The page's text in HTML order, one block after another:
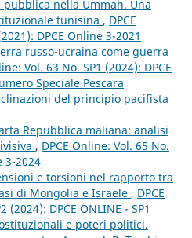
nella Ummah. Una
tunisina , DPCE
DPCE Online 3-2021
russo-ucraina come guerra
Vol. 63 No. SP1 (2024): DPCE
Speciale Pescara
del principio pacifista
Repubblica maliana: analisi
, DPCE Online: Vol. 65 No.
3-2024
e torsioni nel rapporto tra
di Mongolia e Israele , DPCE
(2024): DPCE ONLINE - SP1
e poteri politici.